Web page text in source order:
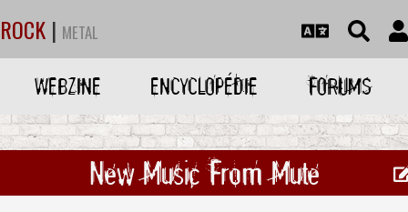
ROCK | METAL
WEBZINE ENCYCLOPÉDIE FORUMS
New Music From Mute